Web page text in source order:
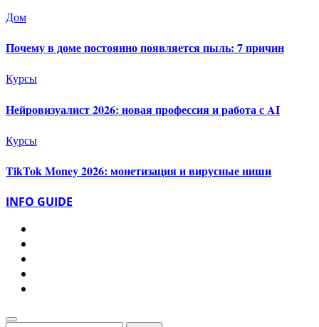
Дом
Почему в доме постоянно появляется пыль: 7 причин
Курсы
Нейровизуалист 2026: новая профессия и работа с AI
Курсы
TikTok Money 2026: монетизация и вирусные ниши
INFO GUIDE